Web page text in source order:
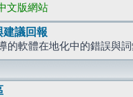
文版網站
建議回報
的軟體在地化中的錯誤與